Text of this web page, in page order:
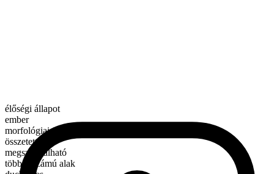
élőségi állapot
ember
morfológiai összetétel
összetett
megszámlálható
többes számú alak